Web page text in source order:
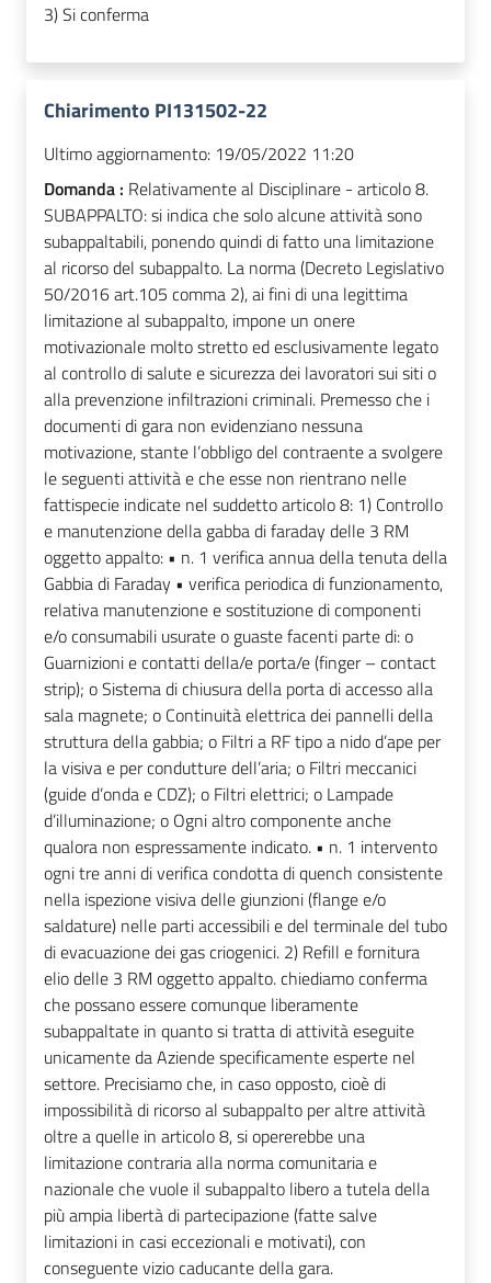
3) Si conferma
Chiarimento PI131502-22
Ultimo aggiornamento: 19/05/2022 11:20
Domanda : Relativamente al Disciplinare - articolo 8.
SUBAPPALTO: si indica che solo alcune attività sono
subappaltabili, ponendo quindi di fatto una limitazione
al ricorso del subappalto. La norma (Decreto Legislativo
50/2016 art.105 comma 2), ai fini di una legittima
limitazione al subappalto, impone un onere
motivazionale molto stretto ed esclusivamente legato
al controllo di salute e sicurezza dei lavoratori sui siti o
alla prevenzione infiltrazioni criminali. Premesso che i
documenti di gara non evidenziano nessuna
motivazione, stante l’obbligo del contraente a svolgere
le seguenti attività e che esse non rientrano nelle
fattispecie indicate nel suddetto articolo 8: 1) Controllo
e manutenzione della gabba di faraday delle 3 RM
oggetto appalto: • n. 1 verifica annua della tenuta della
Gabbia di Faraday • verifica periodica di funzionamento,
relativa manutenzione e sostituzione di componenti
e/o consumabili usurate o guaste facenti parte di: o
Guarnizioni e contatti della/e porta/e (finger – contact
strip); o Sistema di chiusura della porta di accesso alla
sala magnete; o Continuità elettrica dei pannelli della
struttura della gabbia; o Filtri a RF tipo a nido d’ape per
la visiva e per condutture dell’aria; o Filtri meccanici
(guide d’onda e CDZ); o Filtri elettrici; o Lampade
d’illuminazione; o Ogni altro componente anche
qualora non espressamente indicato. • n. 1 intervento
ogni tre anni di verifica condotta di quench consistente
nella ispezione visiva delle giunzioni (flange e/o
saldature) nelle parti accessibili e del terminale del tubo
di evacuazione dei gas criogenici. 2) Refill e fornitura
elio delle 3 RM oggetto appalto. chiediamo conferma
che possano essere comunque liberamente
subappaltate in quanto si tratta di attività eseguite
unicamente da Aziende specificamente esperte nel
settore. Precisiamo che, in caso opposto, cioè di
impossibilità di ricorso al subappalto per altre attività
oltre a quelle in articolo 8, si opererebbe una
limitazione contraria alla norma comunitaria e
nazionale che vuole il subappalto libero a tutela della
più ampia libertà di partecipazione (fatte salve
limitazioni in casi eccezionali e motivati), con
conseguente vizio caducante della gara.